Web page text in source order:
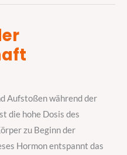
Aufstoßen während der
die hohe Dosis des
zu Beginn der
Hormon entspannt das